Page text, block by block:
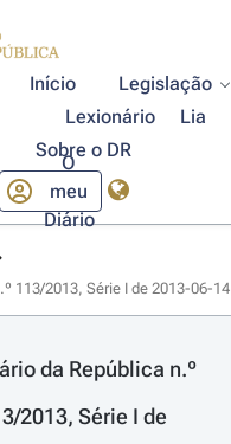
Início
Legislação
Lexionário
Lia
Sobre o DR
O
meu
Diário
113/2013, Série I de 2013-06-14
da República n.º
2013, Série I de